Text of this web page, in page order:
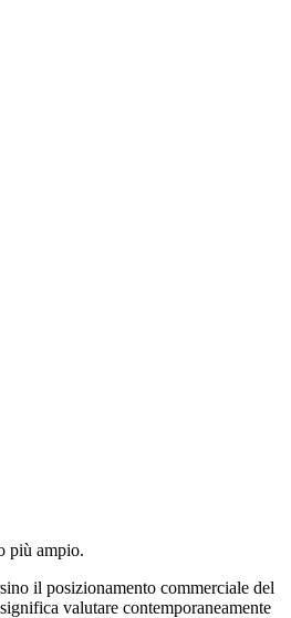
più ampio.
il posizionamento commerciale del
valutare contemporaneamente